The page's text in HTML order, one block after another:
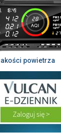
powietrza